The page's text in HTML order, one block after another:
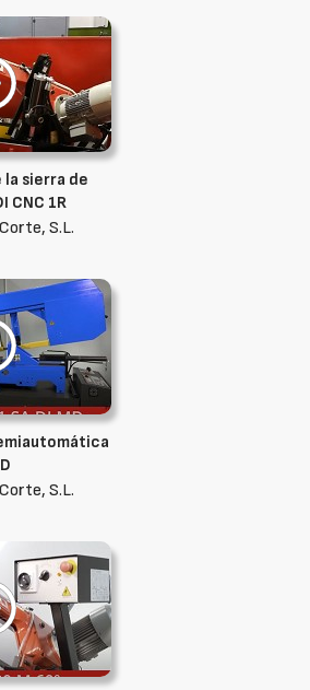
sierra de
CNC 1R
S.L.
S.L.